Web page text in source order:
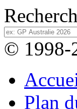
© 1998-
Plan